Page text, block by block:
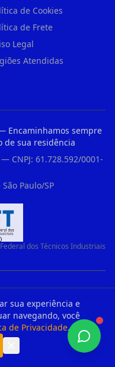
sua experiência e
navegando, você
de Privacidade.
de Cookies
de Frete
Legal
Atendidas
Encaminhamos sempre
de sua residência
CNPJ: 61.728.592/0001-
Paulo/SP
dos Técnicos Industriais
Portao Em Guarulhos
Pontes Sp 1194742 7262